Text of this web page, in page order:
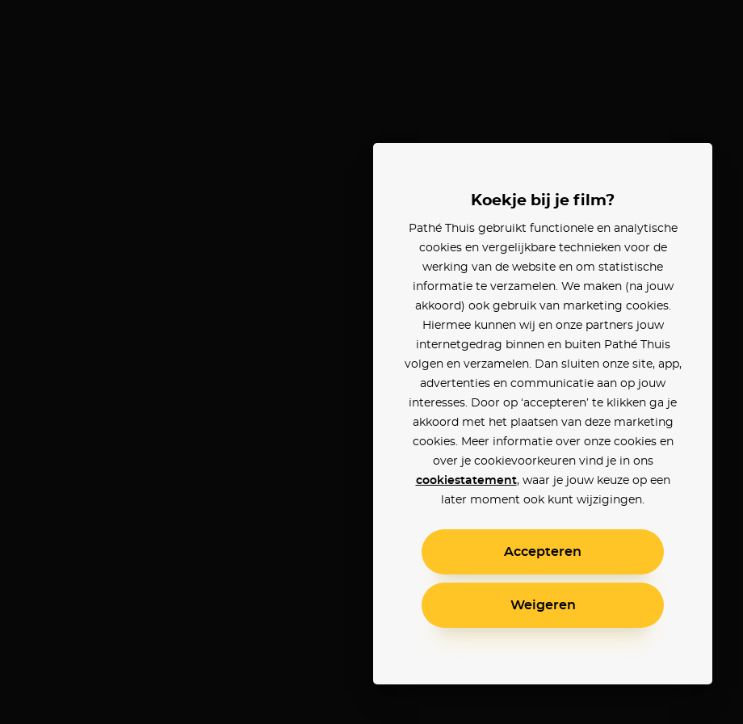
Koekje bij je film?
Pathé Thuis gebruikt functionele en analytische
cookies en vergelijkbare technieken voor de
werking van de website en om statistische
informatie te verzamelen. We maken (na jouw
akkoord) ook gebruik van marketing cookies.
Hiermee kunnen wij en onze partners jouw
internetgedrag binnen en buiten Pathé Thuis
volgen en verzamelen. Dan sluiten onze site, app,
advertenties en communicatie aan op jouw
interesses. Door op ‘accepteren’ te klikken ga je
akkoord met het plaatsen van deze marketing
cookies. Meer informatie over onze cookies en
over je cookievoorkeuren vind je in ons
cookiestatement, waar je jouw keuze op een
later moment ook kunt wijzigingen.
Accepteren
Weigeren